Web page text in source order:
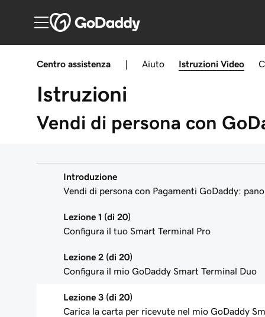
Centro assistenza Aiuto Istruzioni Video
Istruzioni
Vendi di persona con
Introduzione
Vendi di persona con Pagamenti GoDaddy:
Lezione 1 (di 20)
Configura il tuo Smart Terminal Pro
Lezione 2 (di 20)
Configura il mio GoDaddy Smart Terminal Duo
Lezione 3 (di 20)
Carica la carta per ricevute nel mio GoDaddy